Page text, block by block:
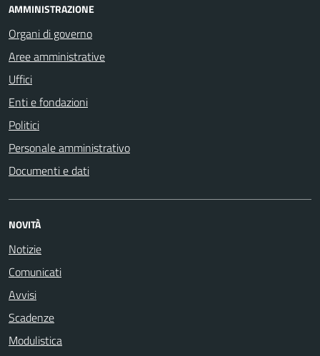
AMMINISTRAZIONE
Organi di governo
Aree amministrative
Uffici
Enti e fondazioni
Politici
Personale amministrativo
Documenti e dati
NOVITÀ
Notizie
Comunicati
Avvisi
Scadenze
Modulistica